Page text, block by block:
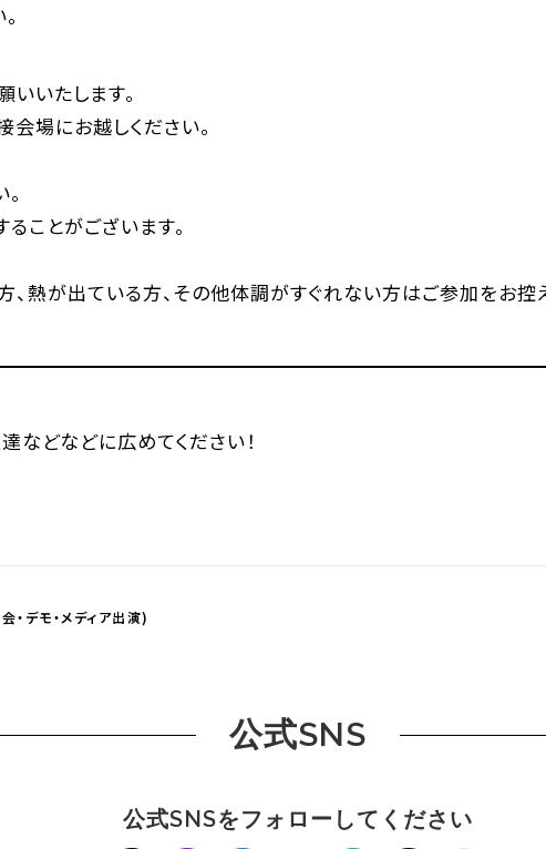
いたします。
場にお越しください。
ことがございます。
、熱が出ている方、その他体調がすぐれない方はご参加をお控
などなどに広めてください！
・デモ・メディア出演)
公式SNS
公式SNSをフォローしてください